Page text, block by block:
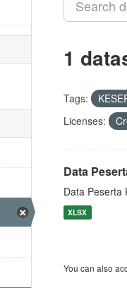
1
Tags:
Licenses:
Data
Data Peserta
XLSX
You can also